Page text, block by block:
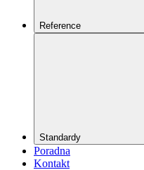
Reference
Standardy
Poradna
Kontakt